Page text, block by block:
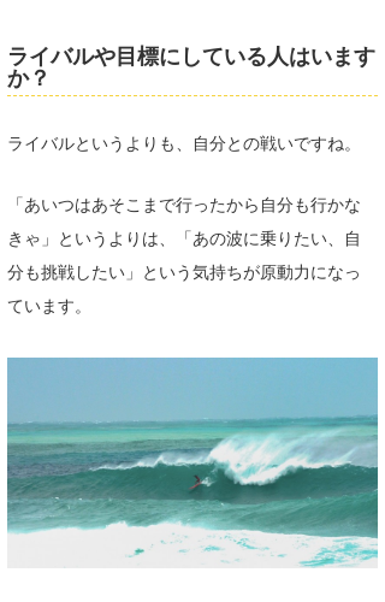
ライバルや目標にしている人はいます
か？
ライバルというよりも、自分との戦いですね。
「あいつはあそこまで行ったから自分も行かな
きゃ」というよりは、「あの波に乗りたい、自
分も挑戦したい」という気持ちが原動力になっ
ています。